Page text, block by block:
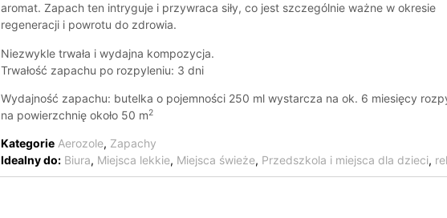
aromat. Zapach ten intryguje i przywraca siły, co jest szczególnie ważne w okresie
regeneracji i powrotu do zdrowia.
Niezwykle trwała i wydajna kompozycja.
Trwałość zapachu po rozpyleniu: 3 dni
Wydajność zapachu: butelka o pojemności 250 ml wystarcza na ok. 6 miesięcy
na powierzchnię około 50 m2
Kategorie Aerozole, Zapachy
Idealny do: Biura, Miejsca lekkie, Miejsca świeże, Przedszkola i miejsca dla dzieci,